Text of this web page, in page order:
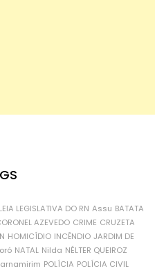
LEGISLATIVA DO RN Assu BATATA
AZEVEDO CRIME CRUZETA
HOMICÍDIO INCÊNDIO JARDIM DE
NATAL Nilda NÉLTER QUEIROZ
POLÍCIA POLÍCIA CIVIL